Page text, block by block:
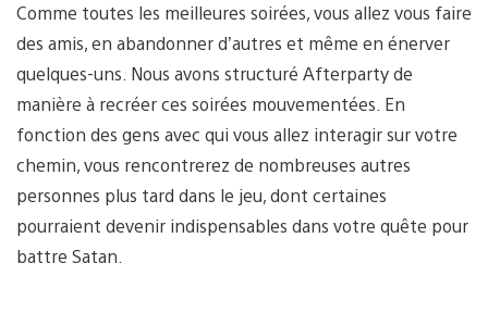
Comme toutes les meilleures soirées, vous allez vous faire
des amis, en abandonner d’autres et même en énerver
quelques-uns. Nous avons structuré Afterparty de
manière à recréer ces soirées mouvementées. En
fonction des gens avec qui vous allez interagir sur votre
chemin, vous rencontrerez de nombreuses autres
personnes plus tard dans le jeu, dont certaines
pourraient devenir indispensables dans votre quête pour
battre Satan.